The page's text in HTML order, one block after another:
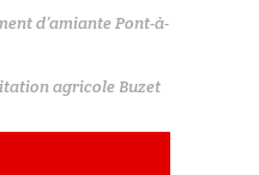
d’amiante Pont-à-
agricole Buzet